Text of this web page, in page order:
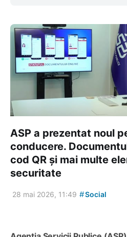
ASP a prezentat noul
conducere.
cod QR și mai multe
securitate
28 mai 2026, 11:49 #Social